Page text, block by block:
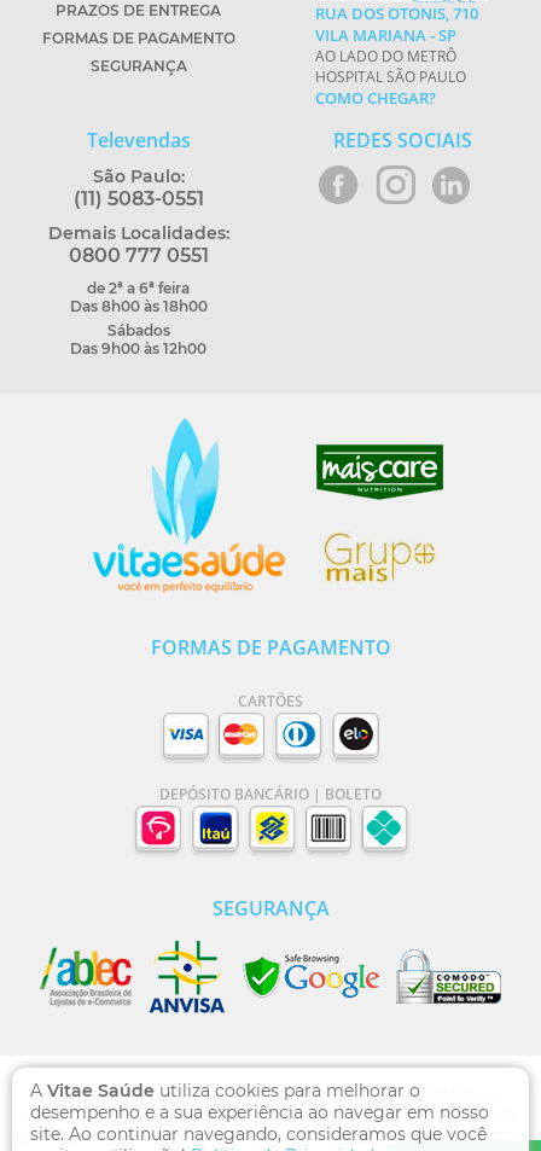
A Vitae Saúde utiliza cookies para melhorar o
desempenho e a sua experiência ao navegar em nosso
site. Ao continuar navegando, consideramos que você
PRAZOS DE ENTREGA
FORMAS DE PAGAMENTO
SEGURANÇA
RUA DOS OTONIS, 710
VILA MARIANA - SP
AO LADO DO METRÔ
HOSPITAL SÃO PAULO
COMO CHEGAR?
Televendas
São Paulo:
(11) 5083-0551
Demais Localidades:
0800 777 0551
de 2ª a 6ª feira
Das 8h00 às 18h00
Sábados
Das 9h00 às 12h00
REDES SOCIAIS
FORMAS DE PAGAMENTO
CARTÕES
DEPÓSITO BANCÁRIO | BOLETO
SEGURANÇA
VITAE SAÚDE | DOMÍNIO WWW.VITAESAUDE.COM.BR SÃO MARCAS
REGISTRADAS - RUA DOS OTONIS, 710, VILA MARIANA, SÃO PAULO /SP,
CEP 04025-002 , CNPJ: 13.769.471/0001-00, FARMACÊUTICA RESPONSÁVEL: